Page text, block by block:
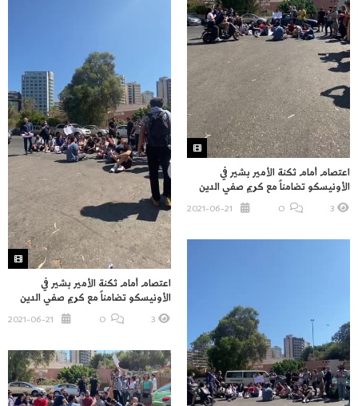
اعتصام أمام ثكنة الأمير بشير في
الأونيسكو تضامناً مع كريم صفي الدين
3
اعتصام أمام ثكنة الأمير بشير في
الأونيسكو تضامناً مع كريم صفي الدين
3